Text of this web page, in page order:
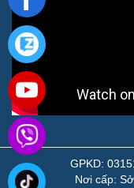
GPKD:
Nơi cấp: